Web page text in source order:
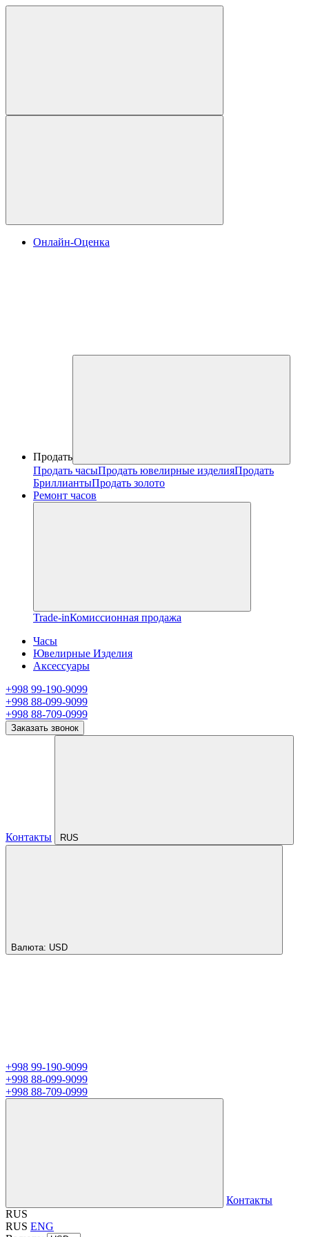
Онлайн-Оценка
Продать
Продать часыПродать ювелирные изделияПродать
БриллиантыПродать золото
Ремонт часов
Trade-inКомиссионная продажа
Часы
Ювелирные Изделия
Аксессуары
+998 99-190-9099
+998 88-099-9099
+998 88-709-0999
Заказать звонок
Контакты RUS
Валюта: USD
+998 99-190-9099
+998 88-099-9099
+998 88-709-0999
Контакты
RUS
RUS ENG